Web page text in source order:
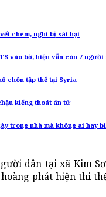
chém, nghi bị sát hại
vào bờ, hiện vẫn còn 7
chôn tập thể tại Syria
kiểng thoát án tử
trong nhà mà không ai hay
dân tại xã Kim
phát hiện thi